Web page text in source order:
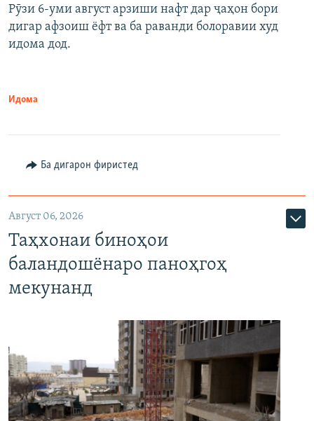
Рӯзи 6-уми август арзиши нафт дар ҷаҳон бори
дигар афзоиш ёфт ва ба раванди болоравии худ
идома дод.
Идома
Ба дигарон фиристед
Август 06, 2026
Таҳхонаи биноҳои
баландошёнаро паноҳгоҳ
мекунанд